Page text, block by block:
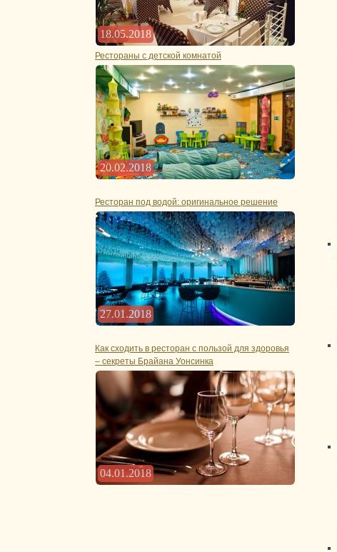
18.05.2018
Рестораны с детской комнатой
20.02.2018
Ресторан под водой: оригинальное решение
27.01.2018
Как сходить в ресторан с пользой для здоровья
– секреты Брайана Уонсинка
04.01.2018